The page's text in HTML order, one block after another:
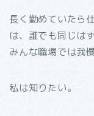
長く勤めていたら
は、誰でも同じはず
みんな職場では我
私は知りたい。